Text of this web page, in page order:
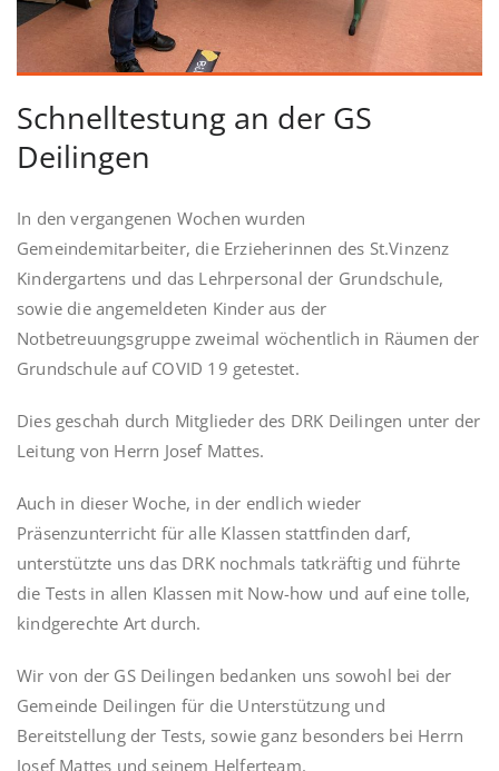
Schnelltestung an der GS
Deilingen
In den vergangenen Wochen wurden
Gemeindemitarbeiter, die Erzieherinnen des St.Vinzenz
Kindergartens und das Lehrpersonal der Grundschule,
sowie die angemeldeten Kinder aus der
Notbetreuungsgruppe zweimal wöchentlich in Räumen der
Grundschule auf COVID 19 getestet.
Dies geschah durch Mitglieder des DRK Deilingen unter der
Leitung von Herrn Josef Mattes.
Auch in dieser Woche, in der endlich wieder
Präsenzunterricht für alle Klassen stattfinden darf,
unterstützte uns das DRK nochmals tatkräftig und führte
die Tests in allen Klassen mit Now-how und auf eine tolle,
kindgerechte Art durch.
Wir von der GS Deilingen bedanken uns sowohl bei der
Gemeinde Deilingen für die Unterstützung und
Bereitstellung der Tests, sowie ganz besonders bei Herrn
Josef Mattes und seinem Helferteam.